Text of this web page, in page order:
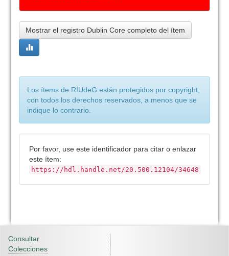
Mostrar el registro Dublin Core completo del ítem
Los ítems de RIUdeG están protegidos por copyright,
con todos los derechos reservados, a menos que se
indique lo contrario.
Por favor, use este identificador para citar o enlazar
este ítem:
https://hdl.handle.net/20.500.12104/34648
Consultar
Colecciones